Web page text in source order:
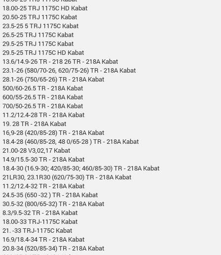
18.00-25 TRJ 1175C HD Kabat
20.50-25 TRJ 1175C Kabat
23.5-25 5 TRJ 1175C Kabat
26.5-25 TRJ 1175C Kabat
29.5-25 TRJ 1175C Kabat
29.5-25 TRJ 1175C HD Kabat
13.6/14.9-26 TR - 218 26 TR - 218A Kabat
23.1-26 (580/70-26, 620/75-26) TR - 218A Kabat
28.1-26 (750/65-26) TR - 218A Kabat
500/60-26.5 TR - 218A Kabat
600/55-26.5 TR - 218A Kabat
700/50-26.5 TR - 218A Kabat
11.2/12.4-28 TR - 218A Kabat
19. 28 TR - 218A Kabat
16,9-28 (420/85-28) TR - 218A Kabat
18.4-28 (460/85-28, 48 0/65-28 ) TR - 218A Kabat
21.00-28 V3,02,17 Kabat
14.9/15.5-30 TR - 218A Kabat
18.4-30 (16.9-30; 420/85-30; 460/85-30) TR - 218A Kabat
21LR30, 23.1R30 (620/75-30) TR - 218A Kabat
11.2/12.4-32 TR - 218A Kabat
24.5-35 (650 -32 ) TR - 218A Kabat
30.5-32 (800/65-32) TR - 218A Kabat
8.3/9.5-32 TR - 218A Kabat
18.00-33 TRJ-1175C Kabat
21. -33 TRJ-1175C Kabat
16.9/18.4-34 TR - 218A Kabat
20.8-34 (520/85-34) TR - 218A Kabat